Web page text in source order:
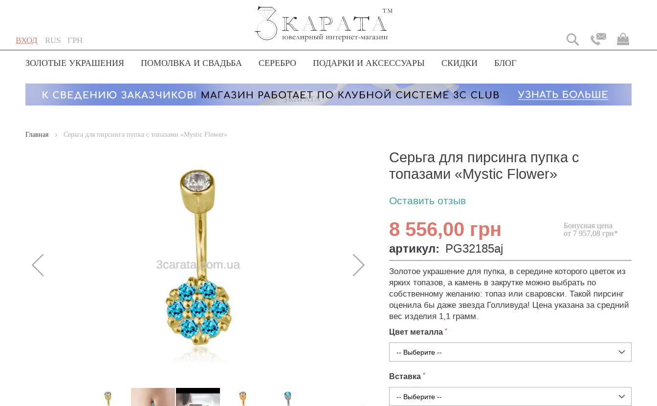
ВХОД
Skip
to
Content
Язык
RUS
Моя
Валюта
ГРН
ЗОЛОТЫЕ УКРАШЕНИЯ ПОМОЛВКА И СВАДЬБА СЕРЕБРО ПОДАРКИ И АКСЕССУАРЫ СКИДКИ БЛОГ
Главная Серьга для пирсинга пупка с топазами «Mystic Flower»
Серьга для пирсинга пупка с
топазами «Mystic Flower»
Оставить отзыв
8 556,00 грн
Бонусная цена
от 7 957,08 грн*
артикул: PG32185aj
Золотое украшение для пупка, в середине которого цветок из
ярких топазов, а камень в закрутке можно выбрать по
собственному желанию: топаз или сваровски. Такой пирсинг
оценила бы даже звезда Голливуда! Цена указана за средний
вес изделия 1,1 грамм.
Цвет металла
Вставка